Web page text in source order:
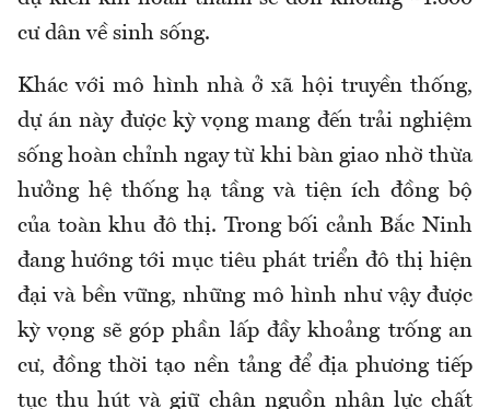
cư dân về sinh sống.
Khác với mô hình nhà ở xã hội truyền thống,
dự án này được kỳ vọng mang đến trải nghiệm
sống hoàn chỉnh ngay từ khi bàn giao nhờ thừa
hưởng hệ thống hạ tầng và tiện ích đồng bộ
của toàn khu đô thị. Trong bối cảnh Bắc Ninh
đang hướng tới mục tiêu phát triển đô thị hiện
đại và bền vững, những mô hình như vậy được
kỳ vọng sẽ góp phần lấp đầy khoảng trống an
cư, đồng thời tạo nền tảng để địa phương tiếp
tục thu hút và giữ chân nguồn nhân lực chất